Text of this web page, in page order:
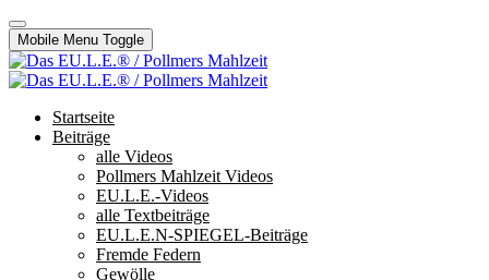
Mobile Menu Toggle
Startseite
Beiträge
alle Videos
Pollmers Mahlzeit Videos
EU.L.E.-Videos
alle Textbeiträge
EU.L.E.N-SPIEGEL-Beiträge
Fremde Federn
Gewölle